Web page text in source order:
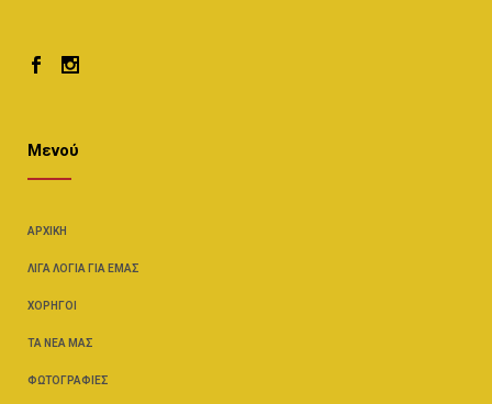
Μενού
ΑΡΧΙΚΉ
ΛΊΓΑ ΛΌΓΙΑ ΓΙΑ ΕΜΆΣ
ΧΟΡΗΓΟΊ
ΤΑ ΝΈΑ ΜΑΣ
ΦΩΤΟΓΡΑΦΊΕΣ